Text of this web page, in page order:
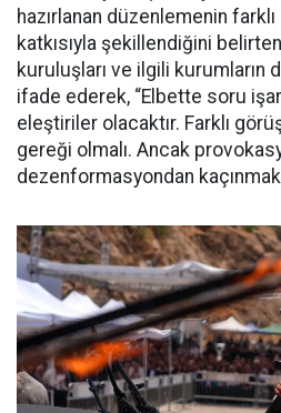
hazırlanan düzenlemenin
katkısıyla şekillendiğini
kuruluşları ve ilgili kurumların
ifade ederek, “Elbette soru
eleştiriler olacaktır. Farklı
gereği olmalı. Ancak
dezenformasyondan